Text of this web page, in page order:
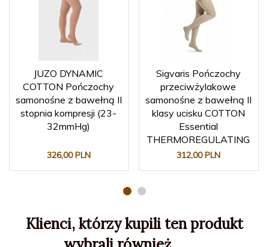
JUZO DYNAMIC
COTTON Pończochy
samonośne z bawełną II
stopnia kompresji (23-
32mmHg)
326,00 PLN
Sigvaris Pończochy
przeciwżylakowe
samonośne z bawełną II
klasy ucisku COTTON
Essential
THERMOREGULATING
312,00 PLN
Klienci, którzy kupili ten produkt